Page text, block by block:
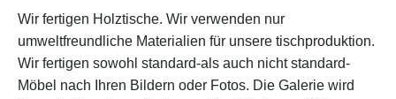
Wir fertigen Holztische. Wir verwenden nur
umweltfreundliche Materialien für unsere tischproduktion.
Wir fertigen sowohl standard-als auch nicht standard-
Möbel nach Ihren Bildern oder Fotos. Die Galerie wird